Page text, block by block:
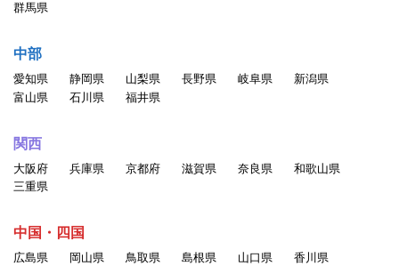
群馬県
中部
愛知県 静岡県 山梨県 長野県 岐阜県
新潟県
富山県
石川県 福井県
関西
大阪府 兵庫県 京都府 滋賀県 奈良県
和歌山県
三重県
中国・四国
広島県 岡山県 鳥取県 島根県 山口県 香川県